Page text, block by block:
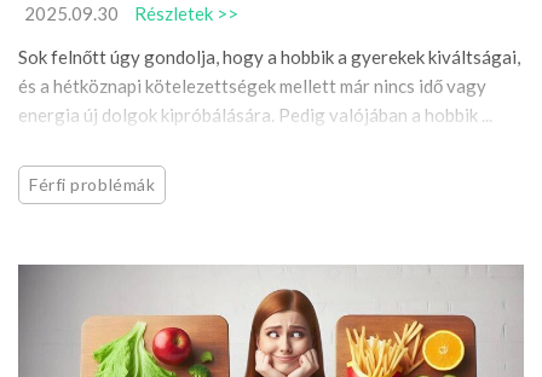
2025.09.30
Részletek >>
Sok felnőtt úgy gondolja, hogy a hobbik a gyerekek kiváltságai,
és a hétköznapi kötelezettségek mellett már nincs idő vagy
energia új dolgok kipróbálására. Pedig valójában a hobbik ...
Férfi problémák